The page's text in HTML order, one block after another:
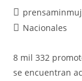
Nacionales
8 mil 332
se encuentran